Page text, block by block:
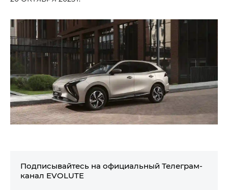
Подписывайтесь на официальный Телеграм-
канал EVOLUTE